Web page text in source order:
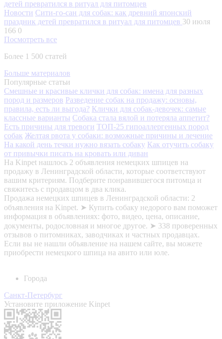
Новости Сити-го-сан для собак: как древний японский
праздник детей превратился в ритуал для питомцев 30 июля
166 0
Посмотреть все
Более 1 500 статей
Больше материалов
Популярные статьи
Смешные и красивые клички для собак: имена для разных
пород и размеров Разведение собак на продажу: основы,
правила, есть ли выгода? Клички для собак-девочек: самые
классные варианты Собака стала вялой и потеряла аппетит?
Есть причины для тревоги ТОП-25 гипоаллергенных пород
собак Желтая рвота у собаки: возможные причины и лечение
На какой день течки нужно вязать собаку Как отучить собаку
от привычки писать на кровать или диван
На Kinpet нашлось 2 объявления немецких шпицев на
продажу в Ленинградской области, которые соответствуют
вашим критериям. Подберите понравившегося питомца и
свяжитесь с продавцом в два клика.
Продажа немецких шпицев в Ленинградской области: 2
объявления на Kinpet. ➤ Купить собаку недорого вам поможет
информация в объявлениях: фото, видео, цена, описание,
документы, родословная и многое другое. ➤ 338 проверенных
отзывов о питомниках, заводчиках и частных продавцах.
Если вы не нашли объявление на нашем сайте, вы можете
приобрести немецкого шпица на авито или юле.
Города
Санкт-Петербург
Установите приложение Kinpet